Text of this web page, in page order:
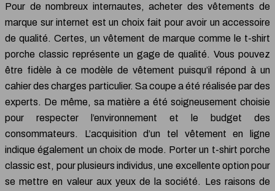
Pour de nombreux internautes, acheter des vêtements de
marque sur internet est un choix fait pour avoir un accessoire
de qualité. Certes, un vêtement de marque comme le t-shirt
porche classic représente un gage de qualité. Vous pouvez
être fidèle à ce modèle de vêtement puisqu’il répond à un
cahier des charges particulier. Sa coupe a été réalisée par des
experts. De même, sa matière a été soigneusement choisie
pour respecter l’environnement et le budget des
consommateurs. L’acquisition d’un tel vêtement en ligne
indique également un choix de mode. Porter un t-shirt porche
classic est, pour plusieurs individus, une excellente option pour
se mettre en valeur aux yeux de la société. Les raisons de